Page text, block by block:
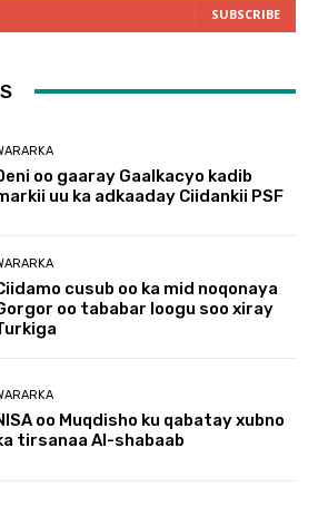
SUBSCRIBE
oo gaaray Gaalkacyo kadib
uu ka adkaaday Ciidankii PSF
cusub oo ka mid noqonaya
oo tababar loogu soo xiray
oo Muqdisho ku qabatay xubno
tirsanaa Al-shabaab